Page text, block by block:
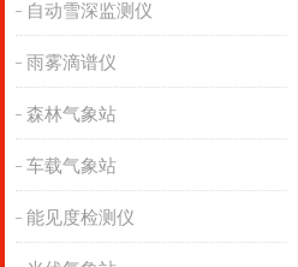
自动雪深监测仪
雨雾滴谱仪
森林气象站
车载气象站
能见度检测仪